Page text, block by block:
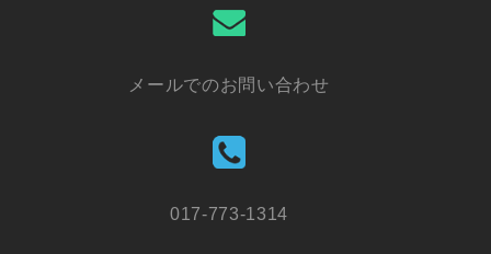
メールでのお問い合わせ
017-773-1314